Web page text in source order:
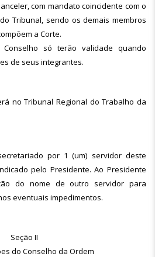
com mandato coincidente com o
Tribunal, sendo os demais membros
a Corte.
só terão validade quando
de seus integrantes.
no Tribunal Regional do Trabalho da
por 1 (um) servidor deste
pelo Presidente. Ao Presidente
do nome de outro servidor para
eventuais impedimentos.
Seção II
do Conselho da Ordem